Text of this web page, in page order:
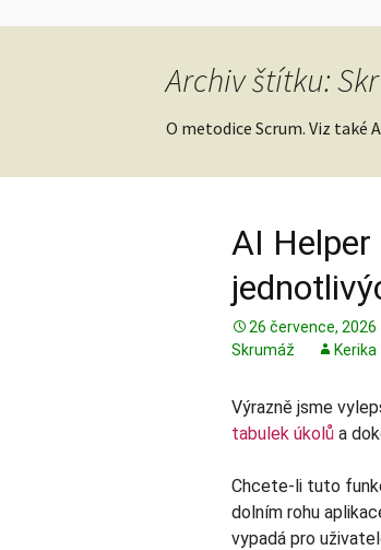
Archiv štítku:
O metodice Scrum. Viz také
AI
26 července, 2026
Skrumáž
Kerika
Výrazně jsme
tabulek úkolů a
Chcete-li tuto
dolním rohu
vypadá pro